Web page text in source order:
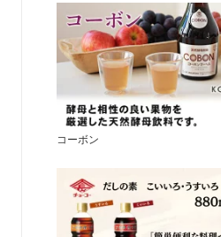
コーボン